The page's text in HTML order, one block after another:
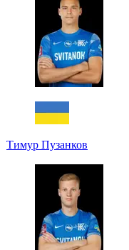
Тимур Пузанков